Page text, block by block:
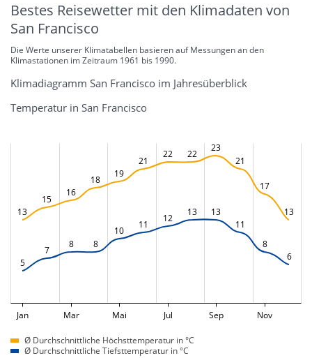
Bestes Reisewetter mit den Klimadaten von
San Francisco
Die Werte unserer Klimatabellen basieren auf Messungen an den
Klimastationen im Zeitraum 1961 bis 1990.
Klimadiagramm San Francisco im Jahresüberblick
Temperatur in San Francisco
13
15
16
18
19
21
22 22
23
21
17
13
5
7
8 8
10
11
12
13
13
11
8
6
Jan Mar Mai Jul Sep Nov
Ø Durchschnittliche Höchsttemperatur in °C
Ø Durchschnittliche Tiefsttemperatur in °C